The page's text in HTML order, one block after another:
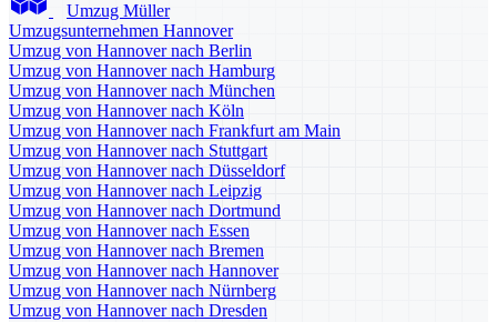
Umzug Müller
Umzugsunternehmen Hannover
Umzug von Hannover nach Berlin
Umzug von Hannover nach Hamburg
Umzug von Hannover nach München
Umzug von Hannover nach Köln
Umzug von Hannover nach Frankfurt am Main
Umzug von Hannover nach Stuttgart
Umzug von Hannover nach Düsseldorf
Umzug von Hannover nach Leipzig
Umzug von Hannover nach Dortmund
Umzug von Hannover nach Essen
Umzug von Hannover nach Bremen
Umzug von Hannover nach Hannover
Umzug von Hannover nach Nürnberg
Umzug von Hannover nach Dresden